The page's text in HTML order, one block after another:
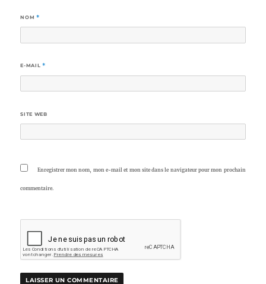
NOM *
E-MAIL *
SITE WEB
Enregistrer mon nom, mon e-mail et mon site dans le navigateur pour mon prochain
commentaire.